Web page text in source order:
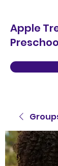
Apple